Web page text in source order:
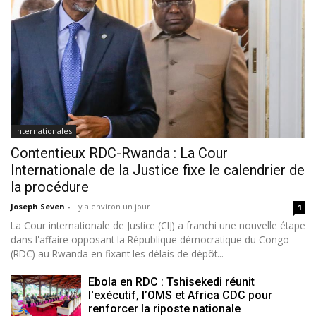
Internationales
Contentieux RDC-Rwanda : La Cour
Internationale de la Justice fixe le calendrier de
la procédure
Joseph Seven - Il y a environ un jour 1
La Cour internationale de Justice (CIJ) a franchi une nouvelle étape
dans l'affaire opposant la République démocratique du Congo
(RDC) au Rwanda en fixant les délais de dépôt...
Ebola en RDC : Tshisekedi réunit
l'exécutif, l’OMS et Africa CDC pour
renforcer la riposte nationale